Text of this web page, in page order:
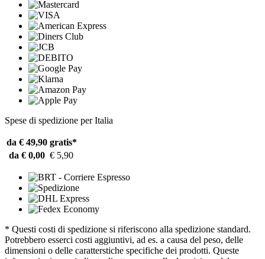
Spese di spedizione per Italia
da € 49,90 gratis*
da € 0,00 € 5,90
* Questi costi di spedizione si riferiscono alla spedizione standard.
Potrebbero esserci costi aggiuntivi, ad es. a causa del peso, delle
dimensioni o delle caratterstiche specifiche dei prodotti. Queste